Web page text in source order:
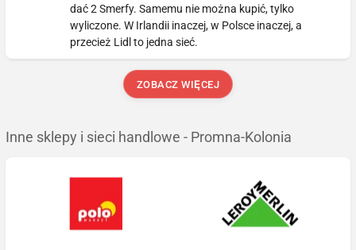
dać 2 Smerfy. Samemu nie można kupić, tylko
wyliczone. W Irlandii inaczej, w Polsce inaczej, a
przecież Lidl to jedna sieć.
ZOBACZ WIĘCEJ
Inne sklepy i sieci handlowe - Promna-Kolonia